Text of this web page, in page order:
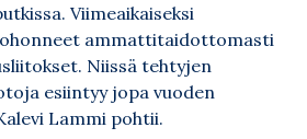
Viimeaikaiseksi
ammattitaidottomasti
Niissä tehtyjen
esiintyy jopa vuoden
Lammi pohtii.